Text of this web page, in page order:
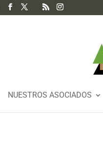
NUESTROS ASOCIADOS